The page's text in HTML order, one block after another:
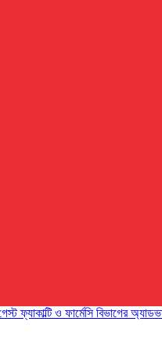
ফ্যাকাল্টি ও ফার্মেসি বিভাগের